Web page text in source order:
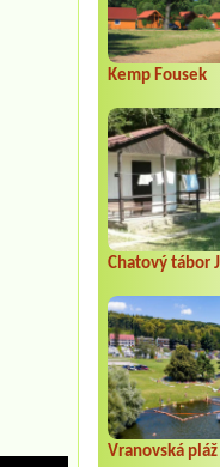
Kemp Fousek
Chatový tábor
Vranovská